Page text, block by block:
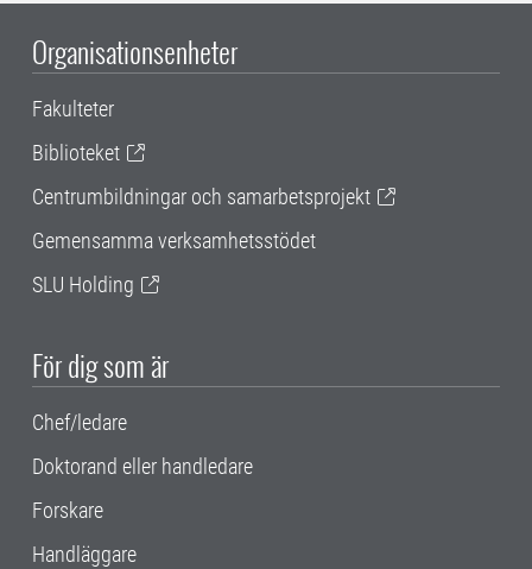
Organisationsenheter
Fakulteter
Biblioteket
Centrumbildningar och samarbetsprojekt
Gemensamma verksamhetsstödet
SLU Holding
För dig som är
Chef/ledare
Doktorand eller handledare
Forskare
Handläggare